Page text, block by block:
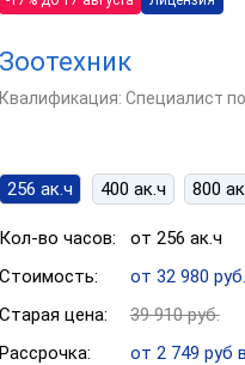
Зоотехник
Квалификация: Специалист
256 ак.ч 400 ак.ч 800
Кол-во часов:
от 256 ак.ч
Стоимость:
от 32 980 руб.
Старая цена:
39 910 руб.
Рассрочка:
от 2 749 руб